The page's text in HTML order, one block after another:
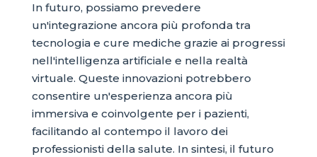
In futuro, possiamo prevedere
un'integrazione ancora più profonda tra
tecnologia e cure mediche grazie ai progressi
nell'intelligenza artificiale e nella realtà
virtuale. Queste innovazioni potrebbero
consentire un'esperienza ancora più
immersiva e coinvolgente per i pazienti,
facilitando al contempo il lavoro dei
professionisti della salute. In sintesi, il futuro